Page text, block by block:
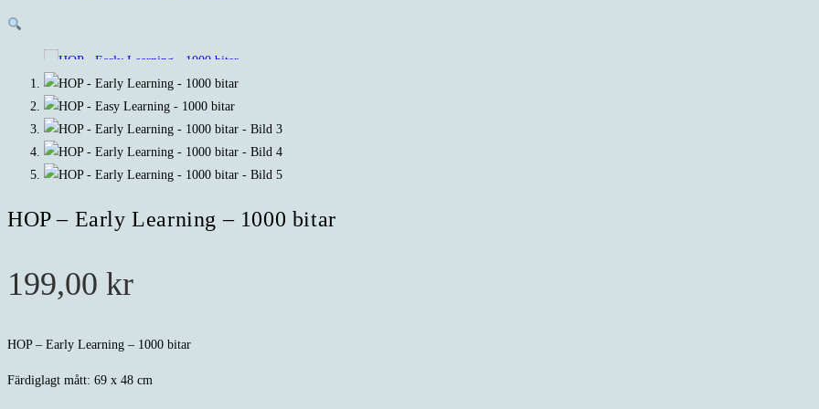
HOP – Early Learning – 1000 bitar
199,00 kr
HOP – Early Learning – 1000 bitar
Färdiglagt mått: 69 x 48 cm